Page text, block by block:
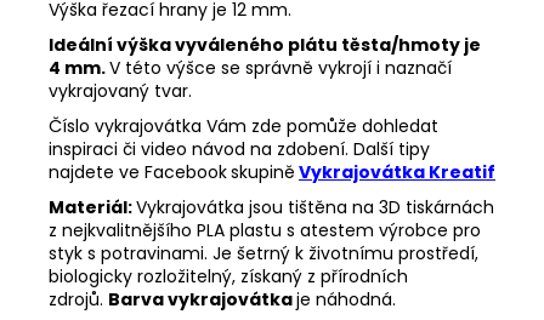
Výška řezací hrany je 12 mm.
Ideální výška vyváleného plátu těsta/hmoty je
4 mm.V této výšce se správně vykrojí i naznačí
vykrajovaný tvar.
Číslo vykrajovátka Vám zde pomůže dohledat
inspiraci či video návod na zdobení. Další tipy
najdete ve Facebookskupině Vykrajovátka Kreatif
Materiál:Vykrajovátka jsou tištěna na 3D tiskárnách
z nejkvalitnějšího PLA plastu s atestem výrobce pro
styk s potravinami. Je šetrný k životnímu prostředí,
biologicky rozložitelný, získaný z přírodních
zdrojů. Barva vykrajovátkaje náhodná.